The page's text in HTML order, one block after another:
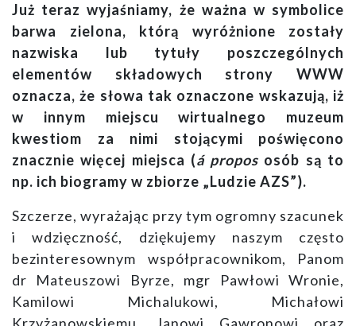
Już teraz wyjaśniamy, że ważna w symbolice
barwa zielona, którą wyróżnione zostały
nazwiska lub tytuły poszczególnych
elementów składowych strony WWW
oznacza, że słowa tak oznaczone wskazują, iż
w innym miejscu wirtualnego muzeum
kwestiom za nimi stojącymi poświęcono
znacznie więcej miejsca (á propos osób są to
np. ich biogramy w zbiorze „Ludzie AZS”).
Szczerze, wyrażając przy tym ogromny szacunek
i wdzięczność, dziękujemy naszym często
bezinteresownym współpracownikom, Panom
dr Mateuszowi Byrze,
mgr Pawłowi Wronie,
Kamilowi Michalukowi, Michałowi